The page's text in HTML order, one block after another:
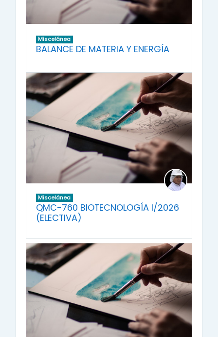
Miscelánea
BALANCE DE MATERIA Y ENERGÍA
Miscelánea
QMC-760 BIOTECNOLOGÍA I/2026
(ELECTIVA)